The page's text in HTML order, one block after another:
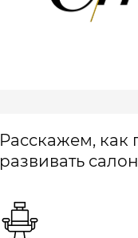
Расскажем, как
развивать